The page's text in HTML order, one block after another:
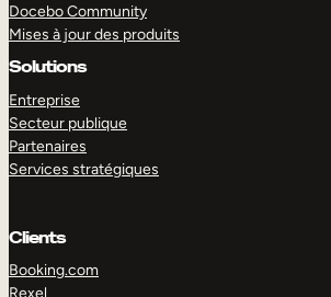
Docebo Community
Mises à jour des produits
Solutions
Entreprise
Secteur publique
Partenaires
Services stratégiques
Clients
Booking.com